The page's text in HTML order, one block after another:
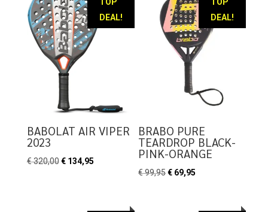
TOP
DEAL!
BABOLAT AIR VIPER
2023
€320,00 Oorspronkelijke
€134,95Huidige
TOP
DEAL!
BRABO PURE
TEARDROP BLACK-
PINK-ORANGE
€99,95Oorspronkelijke
€ 69,95